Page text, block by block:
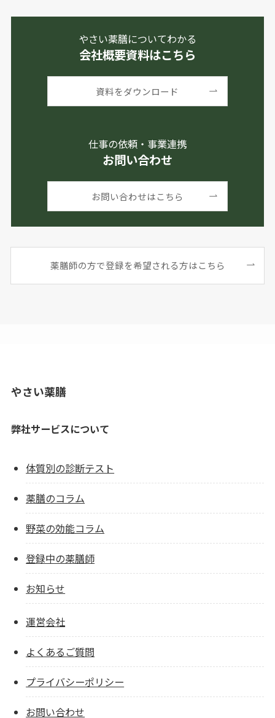
やさい薬膳についてわかる
会社概要資料はこちら
資料をダウンロード
仕事の依頼・事業連携
お問い合わせ
お問い合わせはこちら
薬膳師の方で登録を希望される方はこちら
やさい薬膳
弊社サービスについて
体質別の診断テスト
薬膳のコラム
野菜の効能コラム
登録中の薬膳師
お知らせ
運営会社
よくあるご質問
プライバシーポリシー
お問い合わせ